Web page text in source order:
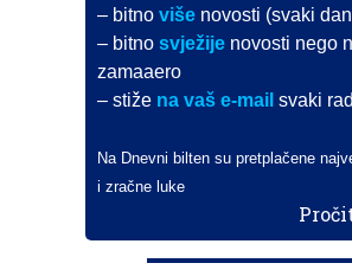
– bitno višenovosti (svaki
– bitno svježijenovosti nego
zamaaero
– stiže na vaš e-mail svaki
Na Dnevni bilten su pretplačene
i zračne luke